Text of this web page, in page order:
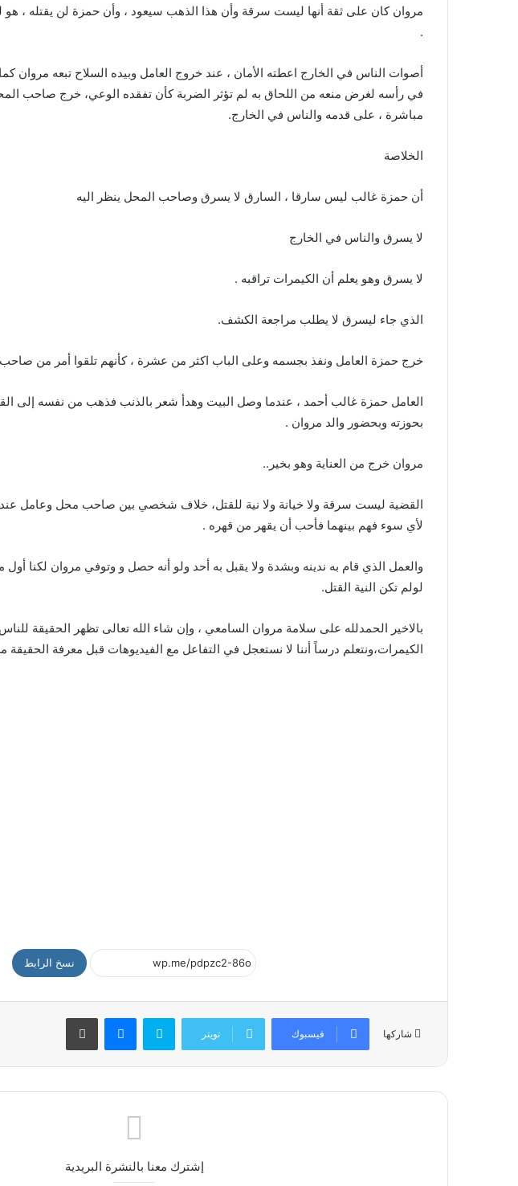
مروان كان على ثقة أنها ليست سرقة وأن هذا الذهب سيعود ، وأن حمزة لن يقتله ، هو
.
أصوات الناس في الخارج اعطته الأمان ، عند خروج العامل وبيده السلاح تبعه مروان
في رأسه لغرض منعه من اللحاق به لم تؤثر الضربة كأن تفقده الوعي، خرج صاحب
مباشرة ، على قدمه والناس في الخارج.
الخلاصة
أن حمزة غالب ليس سارقا ، السارق لا يسرق وصاحب المحل ينظر اليه
لا يسرق والناس في الخارج
لا يسرق وهو يعلم أن الكيمرات تراقبه .
الذي جاء ليسرق لا يطلب مراجعة الكشف.
خرج حمزة العامل ونفذ بجسمه وعلى الباب اكثر من عشرة ، كأنهم تلقوا أمر من صاحب
العامل حمزة غالب أحمد ، عندما وصل البيت وهدأ شعر بالذنب فذهب من نفسه إلى
بحوزته وبحضور والد مروان .
مروان خرج من العناية وهو بخير..
القضية ليست سرقة ولا خيانة ولا نية للقتل، خلاف شخصي بين صاحب محل وعامل عنده
لأي سوء فهم بينهما فأحب أن يقهر من قهره .
والعمل الذي قام به ندينه وبشدة ولا يقبل به أحد ولو أنه حصل و وتوفي مروان لكنا
لولم تكن النية القتل.
بالاخير الحمدلله على سلامة مروان السامعي ، وإن شاء الله تعالى تظهر الحقيقة
الكيمرات،ونتعلم درساً أننا لا نستعجل في التفاعل مع الفيديوهات قبل معرفة الحقيقة
نسخ الرابط
شاركها فيسبوك تويتر
سكايب
إشترك معنا بالنشرة البريدية